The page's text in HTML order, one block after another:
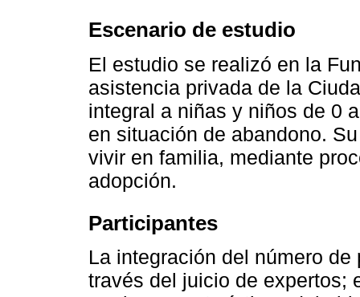
Escenario de estudio
El estudio se realizó en la
asistencia privada de la
integral a niñas y niños de 0
en situación de abandono.
vivir en familia, mediante
adopción.
Participantes
La integración del número
través del juicio de expertos;